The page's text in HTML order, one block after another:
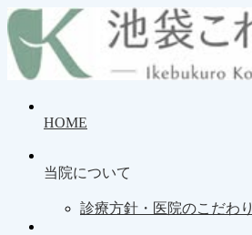
HOME
当院について
診療方針・医院のこだわり